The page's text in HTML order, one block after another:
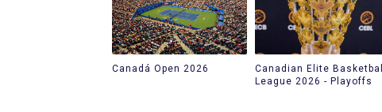
Canadá Open 2026
Canadian Elite Basketball
League 2026 - Playoffs